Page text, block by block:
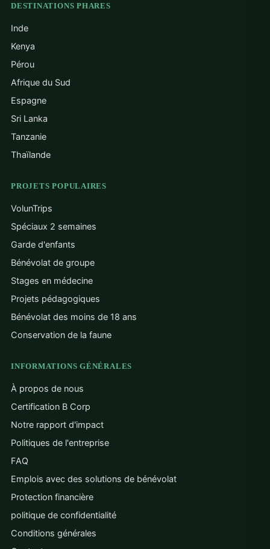
DESTINATIONS PHARES
Inde
Kenya
Pérou
Afrique du Sud
Espagne
Sri Lanka
Tanzanie
Thaïlande
PROJETS POPULAIRES
VolunTrips
Spéciaux 2 semaines
Garde d'enfants
Bénévolat de groupe
Stages en médecine
Projets pédagogiques
Bénévolat des moins de 18 ans
Conservation de la faune
INFORMATIONS GÉNÉRALES
À propos de nous
Certification B Corp
Notre rapport d'impact
Politiques de l'entreprise
FAQ
Emplois avec des solutions de bénévolat
Protection financière
politique de confidentialité
Conditions générales